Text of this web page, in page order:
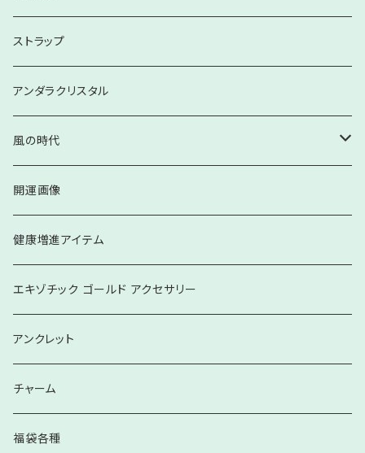
ぬいぐるみ
文具
お皿・プレート
家具・生活雑貨
お子様向け
ペア・大人向け
ストラップ
アンダラクリスタル
風の時代
ブレスレット
開運画像
健康増進アイテム
エキゾチック ゴールド アクセサリー
アンクレット
チャーム
福袋各種